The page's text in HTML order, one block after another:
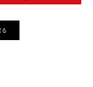
る